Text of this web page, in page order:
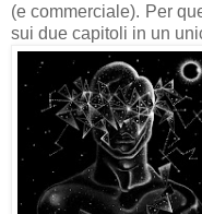
(e commerciale). Per
sui due capitoli in un